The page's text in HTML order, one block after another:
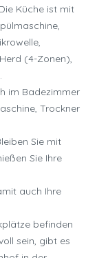
Küche ist mit
(4-Zonen),
im Badezimmer
Trockner
Sie mit
Sie Ihre
auch Ihre
befinden
sein, gibt es